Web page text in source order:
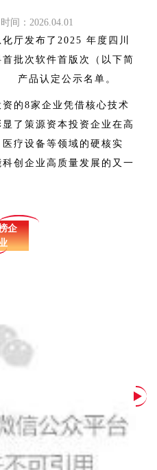
时间：2026.04.01
厅发布了 2025 年度四川
批次 软件首版次（以下简
产品认定公示名单。
的8家企业凭借核心技术
了策源资本投资企业在高
疗设备等领域的硬核实
创企业高质量发展的又一
企